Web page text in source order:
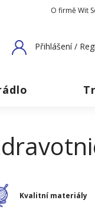
O firmě Wit
Přihlášení /
Kvalitní materiály